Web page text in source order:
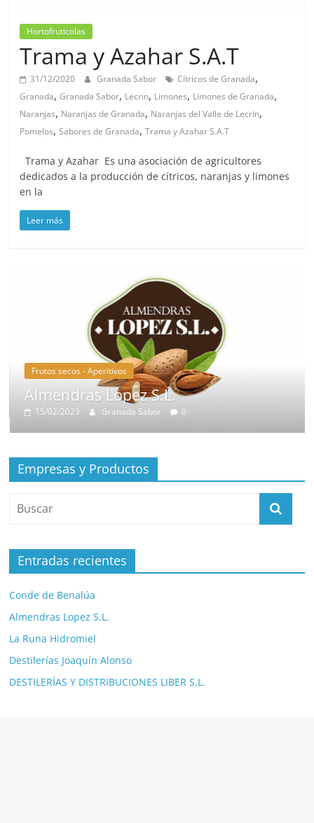
Hortofruticolas
Trama y Azahar S.A.T
31/12/2020 Granada Sabor Cítricos de Granada,
Granada,Granada Sabor, Lecrin, Limones, Limones de Granada,
Naranjas, Naranjas de Granada, Naranjas del Valle de Lecrin,
Pomelos,Sabores de Granada,Trama y Azahar S.A.T
Trama y Azahar Es una asociación de agricultores
dedicados a la producción de cítricos, naranjas y limones
en la
Leer más
Frutos secos - Aperitivos
Almendras Lopez S.L.
15/02/2023 Granada Sabor 0
Empresas y Productos
Entradas recientes
Conde de Benalúa
Almendras Lopez S.L.
La Runa Hidromiel
Destilerías Joaquín Alonso
DESTILERÍAS Y DISTRIBUCIONES LIBER S.L.